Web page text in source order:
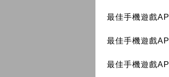
最佳手機遊戲
最佳手機遊戲
最佳手機遊戲